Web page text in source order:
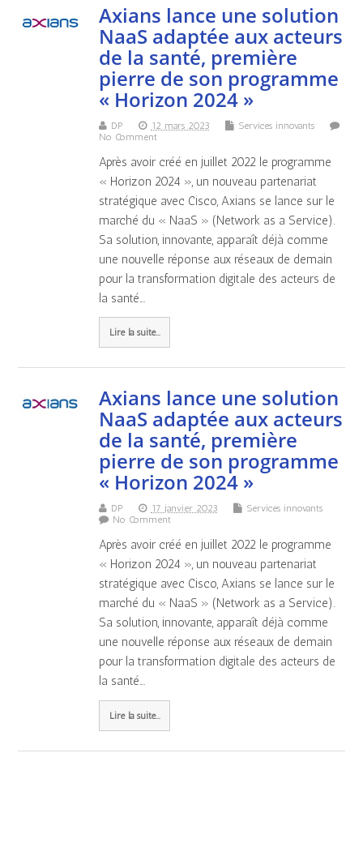
Axians lance une solution
NaaS adaptée aux acteurs
de la santé, première
pierre de son programme
« Horizon 2024 »
DP 12 mars 2023
Services innovants
No Comment
Après avoir créé en juillet 2022 le programme
« Horizon 2024 », un nouveau partenariat
stratégique avec Cisco, Axians se lance sur le
marché du « NaaS » (Network as a Service).
Sa solution, innovante, apparaît déjà comme
une nouvelle réponse aux réseaux de demain
pour la transformation digitale des acteurs de
la santé.…
Lire la suite...
Axians lance une solution
NaaS adaptée aux acteurs
de la santé, première
pierre de son programme
« Horizon 2024 »
DP 17 janvier 2023
Services innovants
No Comment
Après avoir créé en juillet 2022 le programme
« Horizon 2024 », un nouveau partenariat
stratégique avec Cisco, Axians se lance sur le
marché du « NaaS » (Network as a Service).
Sa solution, innovante, apparaît déjà comme
une nouvelle réponse aux réseaux de demain
pour la transformation digitale des acteurs de
la santé.…
Lire la suite...